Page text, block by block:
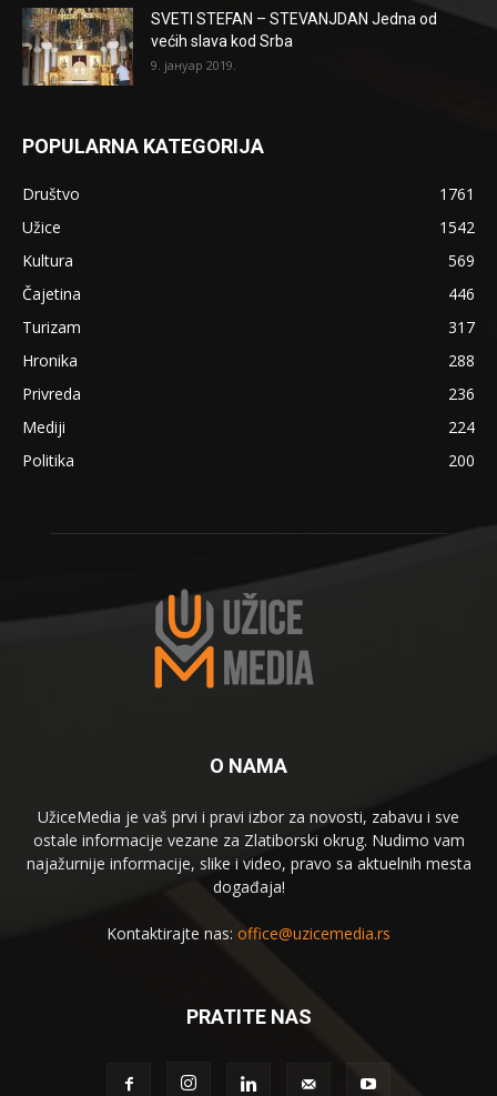
SVETI STEFAN – STEVANJDAN Jedna od
većih slava kod Srba
9. јануар 2019.
POPULARNA KATEGORIJA
Društvo
1761
Užice
1542
Kultura
569
Čajetina
446
Turizam
317
Hronika
288
Privreda
236
Mediji
224
Politika
200
O NAMA
UžiceMedia je vaš prvi i pravi izbor za novosti, zabavu i sve
ostale informacije vezane za Zlatiborski okrug. Nudimo vam
najažurnije informacije, slike i video, pravo sa aktuelnih mesta
događaja!
Kontaktirajte nas: office@uzicemedia.rs
PRATITE NAS